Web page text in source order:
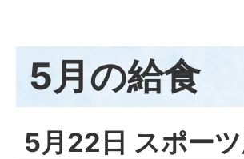
5月の給食
5月22日 スポー